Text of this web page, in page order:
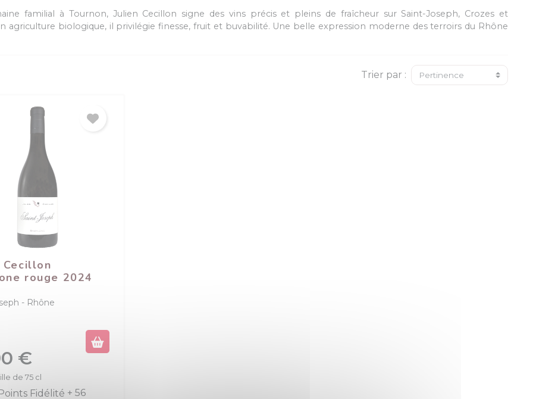
familial à Tournon, Julien Cecillon signe des vins précis et pleins de fraîcheur sur Saint-Joseph, Crozes et
agriculture biologique, il privilégie finesse, fruit et buvabilité. Une belle expression moderne des terroirs du Rhône
Trier par :
Cecillon
rouge 2024
Rhône
€
de 75 cl
+ 56